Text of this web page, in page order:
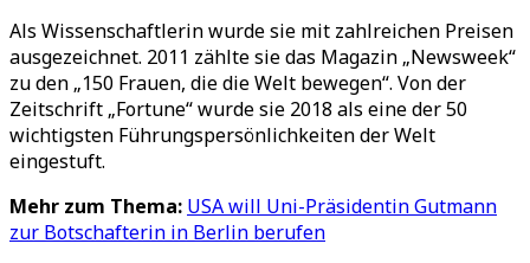
Als Wissenschaftlerin wurde sie mit zahlreichen Preisen
ausgezeichnet. 2011 zählte sie das Magazin „Newsweek“
zu den „150 Frauen, die die Welt bewegen“. Von der
Zeitschrift „Fortune“ wurde sie 2018 als eine der 50
wichtigsten Führungspersönlichkeiten der Welt
eingestuft.
Mehr zum Thema: USA will Uni-Präsidentin Gutmann
zur Botschafterin in Berlin berufen